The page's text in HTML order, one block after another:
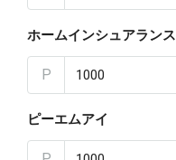
ホームインシュアランス
P
ピーエムアイ